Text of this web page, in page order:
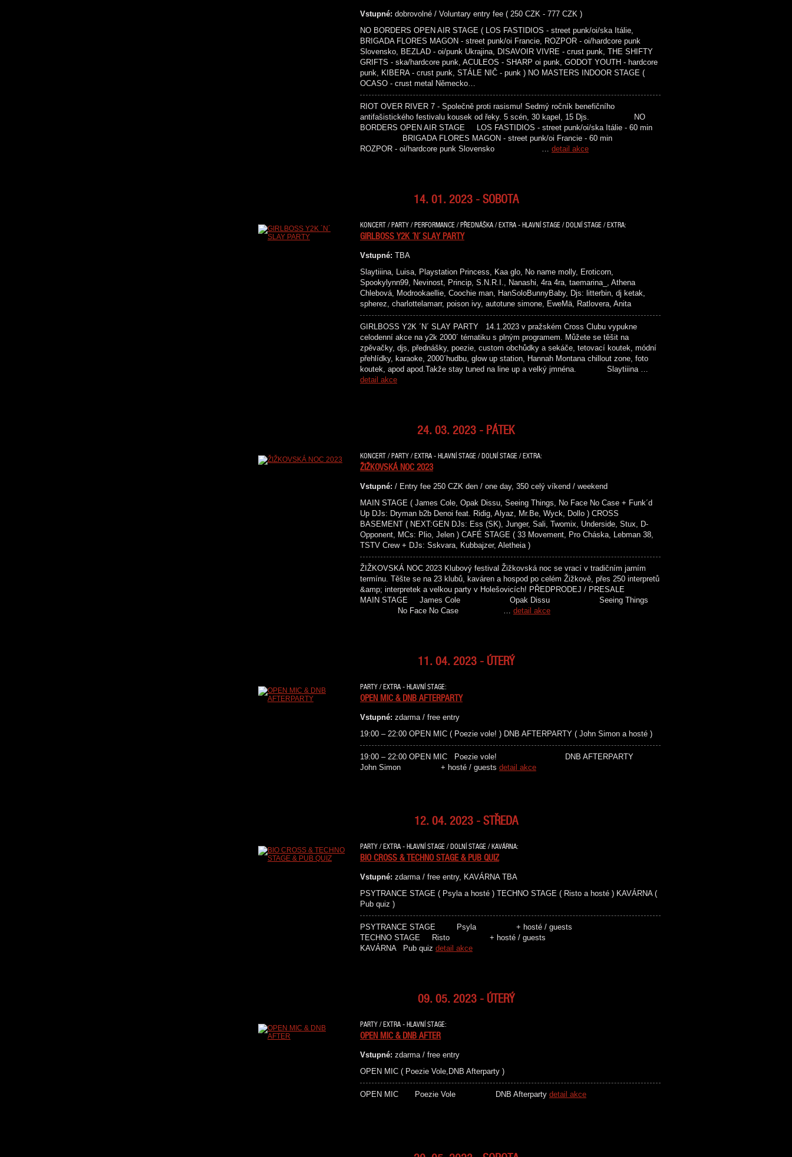
Vstupné: dobrovolné / Voluntary entry fee ( 250 CZK - 777 CZK )
NO BORDERS OPEN AIR STAGE ( LOS FASTIDIOS - street punk/oi/ska Itálie,
BRIGADA FLORES MAGON - street punk/oi Francie, ROZPOR - oi/hardcore punk
Slovensko, BEZLAD - oi/punk Ukrajina, DISAVOIR VIVRE - crust punk, THE SHIFTY
GRIFTS - ska/hardcore punk, ACULEOS - SHARP oi punk, GODOT YOUTH - hardcore
punk, KIBERA - crust punk, STÁLE NIČ - punk ) NO MASTERS INDOOR STAGE (
OCASO - crust metal Německo…
RIOT OVER RIVER 7 - Společně proti rasismu! Sedmý ročník benefičního
antifašistického festivalu kousek od řeky. 5 scén, 30 kapel, 15 Djs. NO
BORDERS OPEN AIR STAGE LOS FASTIDIOS - street punk/oi/ska Itálie - 60 min
BRIGADA FLORES MAGON - street punk/oi Francie - 60 min
ROZPOR - oi/hardcore punk Slovensko … detail akce
14. 01. 2023 - SOBOTA
KONCERT / PARTY / PERFORMANCE / PŘEDNÁŠKA / EXTRA - HLAVNÍ STAGE / DOLNÍ STAGE / EXTRA:
GIRLBOSS Y2K ´N´ SLAY PARTY
Vstupné: TBA
Slaytiiina, Luisa, Playstation Princess, Kaa glo, No name molly, Eroticorn,
Spookylynn99, Nevinost, Princip, S.N.R.I., Nanashi, 4ra 4ra, taemarina_, Athena
Chlebová, Modrookaellie, Coochie man, HanSoloBunnyBaby, Djs: litterbin, dj ketak,
spherez, charlottelamarr, poison ivy, autotune simone, EweMä, Ratlovera, Anita
GIRLBOSS Y2K ´N´ SLAY PARTY 14.1.2023 v pražském Cross Clubu vypukne
celodenní akce na y2k 2000´ tématiku s plným programem. Můžete se těšit na
zpěvačky, djs, přednášky, poezie, custom obchůdky a sekáče, tetovací koutek, módní
přehlídky, karaoke, 2000´hudbu, glow up station, Hannah Montana chillout zone, foto
koutek, apod apod.Takže stay tuned na line up a velký jmnéna. Slaytiiina …
detail akce
24. 03. 2023 - PÁTEK
KONCERT / PARTY / EXTRA - HLAVNÍ STAGE / DOLNÍ STAGE / EXTRA:
ŽIŽKOVSKÁ NOC 2023
Vstupné: / Entry fee 250 CZK den / one day, 350 celý víkend / weekend
MAIN STAGE ( James Cole, Opak Dissu, Seeing Things, No Face No Case + Funk´d
Up DJs: Dryman b2b Denoi feat. Ridig, Alyaz, Mr.Be, Wyck, Dollo ) CROSS
BASEMENT ( NEXT:GEN DJs: Ess (SK), Junger, Sali, Twomix, Underside, Stux, D-
Opponent, MCs: Plio, Jelen ) CAFÉ STAGE ( 33 Movement, Pro Cháska, Lebman 38,
TSTV Crew + DJs: Sskvara, Kubbajzer, Aletheia )
ŽIŽKOVSKÁ NOC 2023 Klubový festival Žižkovská noc se vrací v tradičním jarním
termínu. Těšte se na 23 klubů, kaváren a hospod po celém Žižkově, přes 250 interpretů
&amp; interpretek a velkou party v Holešovicích! PŘEDPRODEJ / PRESALE
MAIN STAGE James Cole Opak Dissu Seeing Things
No Face No Case … detail akce
11. 04. 2023 - ÚTERÝ
PARTY / EXTRA - HLAVNÍ STAGE:
OPEN MIC & DNB AFTERPARTY
Vstupné: zdarma / free entry
19:00 – 22:00 OPEN MIC ( Poezie vole! ) DNB AFTERPARTY ( John Simon a hosté )
19:00 – 22:00 OPEN MIC Poezie vole! DNB AFTERPARTY
John Simon + hosté / guests detail akce
12. 04. 2023 - STŘEDA
PARTY / EXTRA - HLAVNÍ STAGE / DOLNÍ STAGE / KAVÁRNA:
BIO CROSS & TECHNO STAGE & PUB QUIZ
Vstupné: zdarma / free entry, KAVÁRNA TBA
PSYTRANCE STAGE ( Psyla a hosté ) TECHNO STAGE ( Risto a hosté ) KAVÁRNA (
Pub quiz )
PSYTRANCE STAGE Psyla + hosté / guests
TECHNO STAGE Risto + hosté / guests
KAVÁRNA Pub quiz detail akce
09. 05. 2023 - ÚTERÝ
PARTY / EXTRA - HLAVNÍ STAGE:
OPEN MIC & DNB AFTER
Vstupné: zdarma / free entry
OPEN MIC ( Poezie Vole,DNB Afterparty )
OPEN MIC Poezie Vole DNB Afterparty detail akce